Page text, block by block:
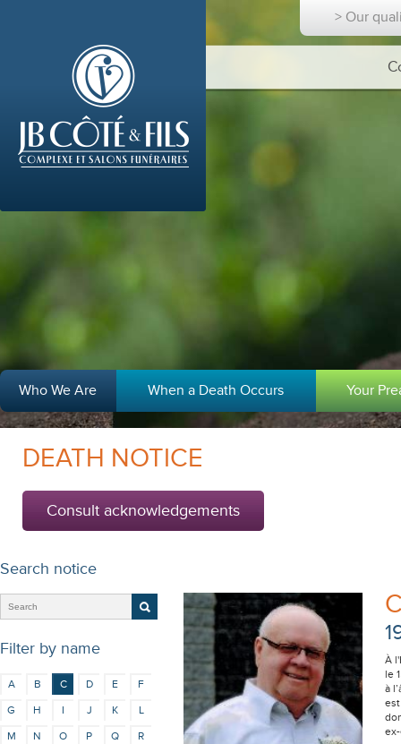
> Our
Who We Are When a Death Occurs Your
DEATH NOTICE
Consult acknowledgements
Search notice
Filter by name
A B C D E
F
G
H I J K
L
M
N O P Q
R
À
le
à